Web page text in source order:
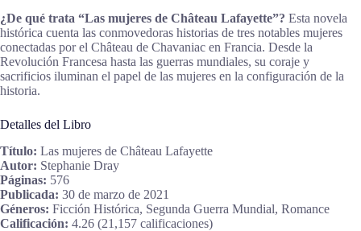
¿De qué trata “Las mujeres de Château Lafayette”? Esta novela
histórica cuenta las conmovedoras historias de tres notables mujeres
conectadas por el Château de Chavaniac en Francia. Desde la
Revolución Francesa hasta las guerras mundiales, su coraje y
sacrificios iluminan el papel de las mujeres en la configuración de la
historia.
Detalles del Libro
Título: Las mujeres de Château Lafayette
Autor: Stephanie Dray
Páginas: 576
Publicada: 30 de marzo de 2021
Géneros: Ficción Histórica, Segunda Guerra Mundial, Romance
Calificación: 4.26 (21,157 calificaciones)